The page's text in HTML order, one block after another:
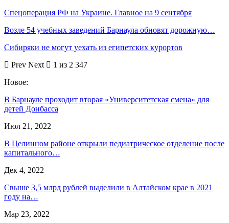
Спецоперация РФ на Украине. Главное на 9 сентября
Возле 54 учебных заведений Барнаула обновят дорожную…
Сибиряки не могут уехать из египетских курортов
Prev Next
1 из 2 347
Новое:
В Барнауле проходит вторая «Университетская смена» для
детей Донбасса
Июл 21, 2022
В Целинном районе открыли педиатрическое отделение после
капитального…
Дек 4, 2022
Свыше 3,5 млрд рублей выделили в Алтайском крае в 2021
году на…
Мар 23, 2022